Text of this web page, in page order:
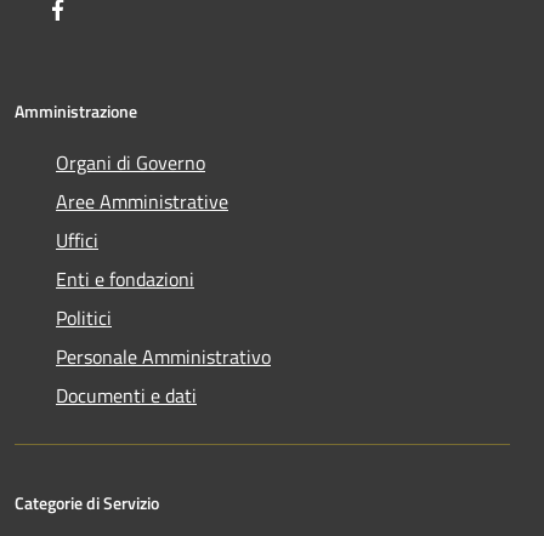
Amministrazione
Organi di Governo
Aree Amministrative
Uffici
Enti e fondazioni
Politici
Personale Amministrativo
Documenti e dati
Categorie di Servizio